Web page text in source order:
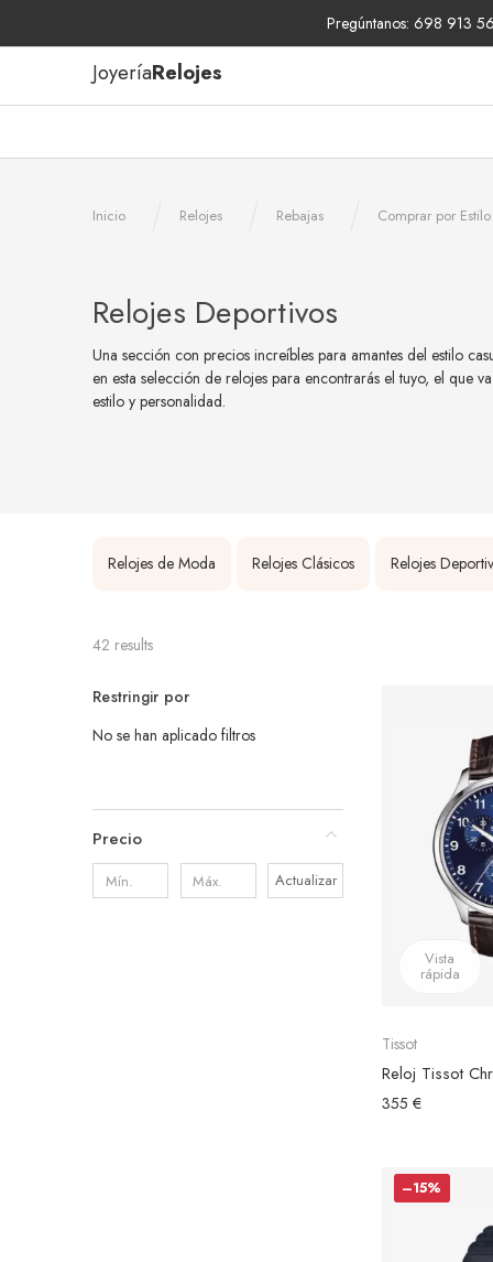
Pregúntanos: 698 913
JoyeríaRelojes
Inicio Relojes Rebajas Comprar por Estilo
Relojes Deportivos
Una sección con precios increíbles para amantes del estilo
en esta selección de relojes para encontrarás el tuyo, el que
estilo y personalidad.
Relojes de Moda Relojes Clásicos Relojes
42 results
Restringir por
No se han aplicado filtros
Precio
Actualizar
Vista
rápida
Tissot
355 €
–15%